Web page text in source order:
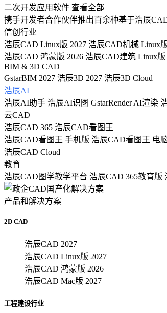
二次开发应用软件 查看全部
携手开发者合作伙伴推出百余种基于浩辰
信创行业
浩辰CAD Linux版 2027 浩辰CAD机械 Linux
浩辰CAD 鸿蒙版 2026 浩辰CAD建筑 Linux版
BIM & 3D CAD
GstarBIM 2027 浩辰3D 2027 浩辰3D Cloud
浩辰AI
浩辰AI助手 浩辰AI识图 GstarRender AI渲染
云CAD
浩辰CAD 365 浩辰CAD看图王
浩辰CAD看图王 手机版 浩辰CAD看图王 电
浩辰CAD Cloud
教育
浩辰CAD图学教学平台 浩辰CAD 365教育版
产品和解决方案
2D CAD
浩辰CAD 2027
浩辰CAD Linux版 2027
浩辰CAD 鸿蒙版 2026
浩辰CAD Mac版 2027
工程建设行业